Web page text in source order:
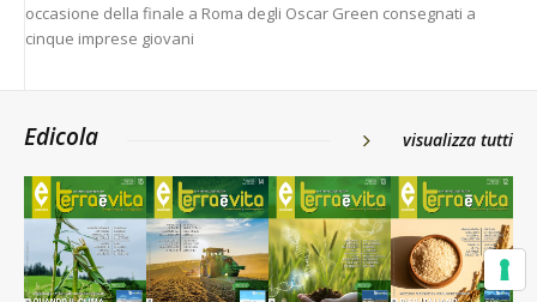
occasione della finale a Roma degli Oscar Green consegnati a
cinque imprese giovani
Edicola visualizza tutti